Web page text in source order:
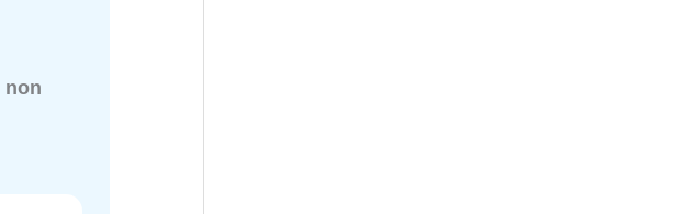
non